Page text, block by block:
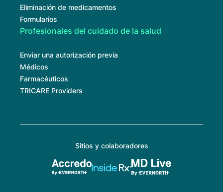
Eliminación de medicamentos
Formularios
Profesionales del cuidado de la salud
Enviar una autorización previa
Médicos
Farmacéuticos
TRICARE Providers
Sitios y colaboradores